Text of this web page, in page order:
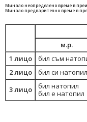
Минало неопределено време в
Минало предварително време в
м.р.
1 лицо
бил съм
2 лицо
бил си натопил
3 лицо
бил натопил
бил е натопил